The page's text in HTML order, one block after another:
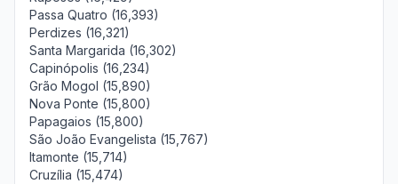
Passa Quatro (16,393)
Perdizes (16,321)
Santa Margarida (16,302)
Capinópolis (16,234)
Grão Mogol (15,890)
Nova Ponte (15,800)
Papagaios (15,800)
São João Evangelista (15,767)
Itamonte (15,714)
Cruzília (15,474)